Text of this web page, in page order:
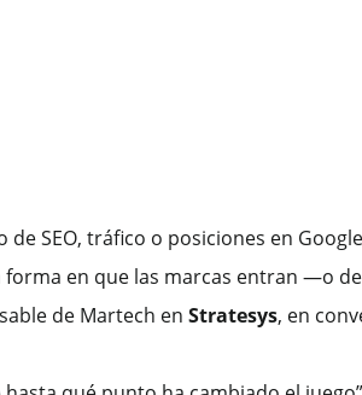
SEO, tráfico o posiciones en
en que las marcas entran —o
de Martech en Stratesys, en